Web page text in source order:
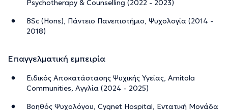
Psychotherapy & Counselling (2022 - 2023)
BSc (Hons), Πάντειο Πανεπιστήμιο, Ψυχολογία (2014 -
2018)
Επαγγελματική εμπειρία
Ειδικός Αποκατάστασης Ψυχικής Υγείας, Amitola
Communities, Αγγλία (2024 - 2025)
Βοηθός Ψυχολόγου, Cygnet Hospital, Εντατική Μονάδα